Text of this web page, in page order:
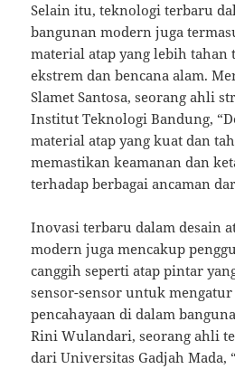
Selain itu, teknologi terbaru
bangunan modern juga
material atap yang lebih tahan
ekstrem dan bencana alam.
Slamet Santosa, seorang ahli
Institut Teknologi Bandung,
material atap yang kuat dan
memastikan keamanan dan
terhadap berbagai ancaman
Inovasi terbaru dalam desain
modern juga mencakup
canggih seperti atap pintar
sensor-sensor untuk
pencahayaan di dalam
Rini Wulandari, seorang ahli
dari Universitas Gadjah Mada,